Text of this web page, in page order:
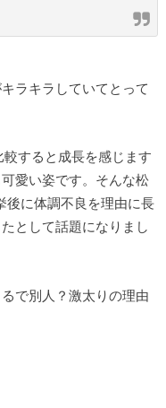
ラキラしていてとって
すると成長を感じます
愛い姿です。そんな松
後に体調不良を理由に長
として話題になりまし
で別人？激太りの理由